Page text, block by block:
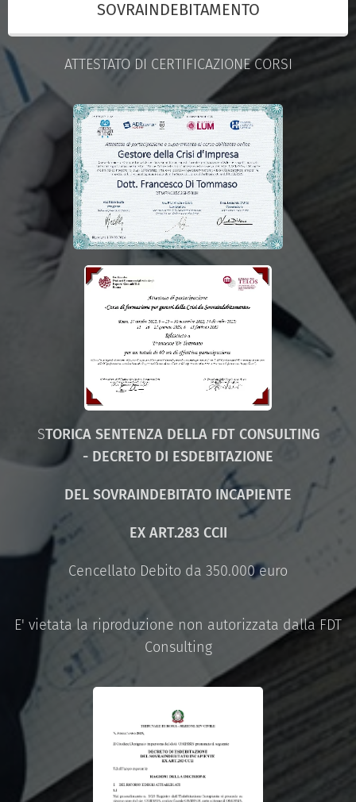
SOVRAINDEBITAMENTO
ATTESTATO DI CERTIFICAZIONE CORSI
STORICA SENTENZA DELLA FDT CONSULTING
- DECRETO DI ESDEBITAZIONE
DEL SOVRAINDEBITATO INCAPIENTE
EX ART.283 CCII
Cencellato Debito da 350.000 euro
E' vietata la riproduzione non autorizzata dalla FDT
Consulting